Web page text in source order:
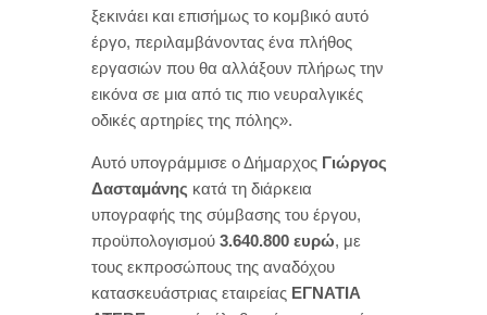
ξεκινάει και επισήμως το κομβικό αυτό
έργο, περιλαμβάνοντας ένα πλήθος
εργασιών που θα αλλάξουν πλήρως την
εικόνα σε μια από τις πιο νευραλγικές
οδικές αρτηρίες της πόλης».
Αυτό υπογράμμισε ο Δήμαρχος Γιώργος
Δασταμάνης κατά τη διάρκεια
υπογραφής της σύμβασης του έργου,
προϋπολογισμού 3.640.800 ευρώ, με
τους εκπροσώπους της αναδόχου
κατασκευάστριας εταιρείας ΕΓΝΑΤΙΑ